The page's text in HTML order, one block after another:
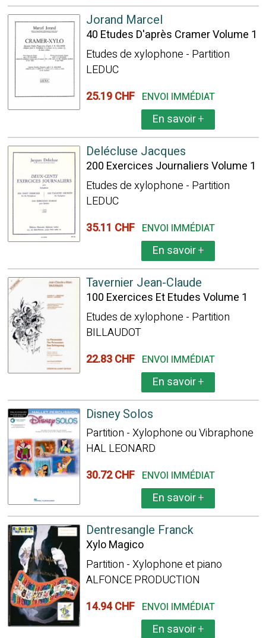
Jorand Marcel
40 Etudes D'après Cramer Volume 1
Etudes de xylophone - Partition
LEDUC
25.19 CHF ENVOI IMMÉDIAT
En savoir+
Delécluse Jacques
200 Exercices Journaliers Volume 1
Etudes de xylophone - Partition
LEDUC
35.11 CHF ENVOI IMMÉDIAT
En savoir+
Tavernier Jean-Claude
100 Exercices Et Etudes Volume 1
Etudes de xylophone - Partition
BILLAUDOT
22.83 CHF ENVOI IMMÉDIAT
En savoir+
Disney Solos
Partition - Xylophone ou Vibraphone
HAL LEONARD
30.72 CHF ENVOI IMMÉDIAT
En savoir+
Dentresangle Franck
Xylo Magico
Partition - Xylophone et piano
ALFONCE PRODUCTION
14.94 CHF ENVOI IMMÉDIAT
En savoir+